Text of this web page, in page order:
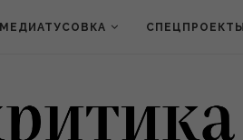
МЕДИАТУСОВКА СПЕЦПРОЕКТЫ